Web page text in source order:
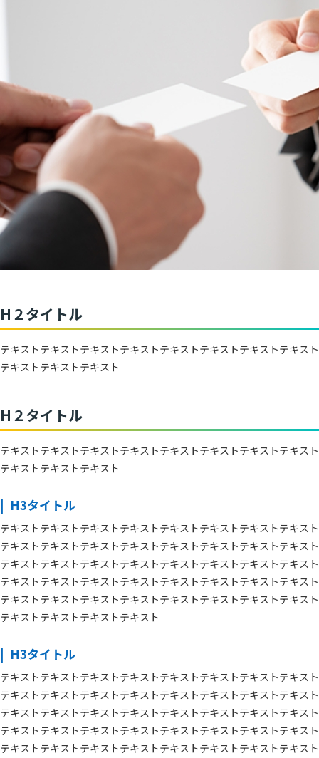
H２タイトル
テキストテキストテキストテキストテキストテキストテキストテキスト
テキストテキストテキスト
H２タイトル
テキストテキストテキストテキストテキストテキストテキストテキスト
テキストテキストテキスト
H3タイトル
テキストテキストテキストテキストテキストテキストテキストテキスト
テキストテキストテキストテキストテキストテキストテキストテキスト
テキストテキストテキストテキストテキストテキストテキストテキスト
テキストテキストテキストテキストテキストテキストテキストテキスト
テキストテキストテキストテキストテキストテキストテキストテキスト
テキストテキストテキストテキスト
H3タイトル
テキストテキストテキストテキストテキストテキストテキストテキスト
テキストテキストテキストテキストテキストテキストテキストテキスト
テキストテキストテキストテキストテキストテキストテキストテキスト
テキストテキストテキストテキストテキストテキストテキストテキスト
テキストテキストテキストテキストテキストテキストテキストテキスト